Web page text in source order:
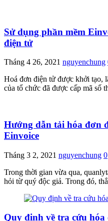
Sử dụng phần mềm
điện tử
Tháng 4 26, 2021 nguyenchung
Hoá đơn điện tử được khởi tạo,
của tổ chức đã được cấp mã số
Hướng dẫn tải hóa đơn
Einvoice
Tháng 3 2, 2021 nguyenchung 0
Trong thời gian vừa qua,
hỏi từ quý độc giả. Trong đó,
Quy định về tra cứu